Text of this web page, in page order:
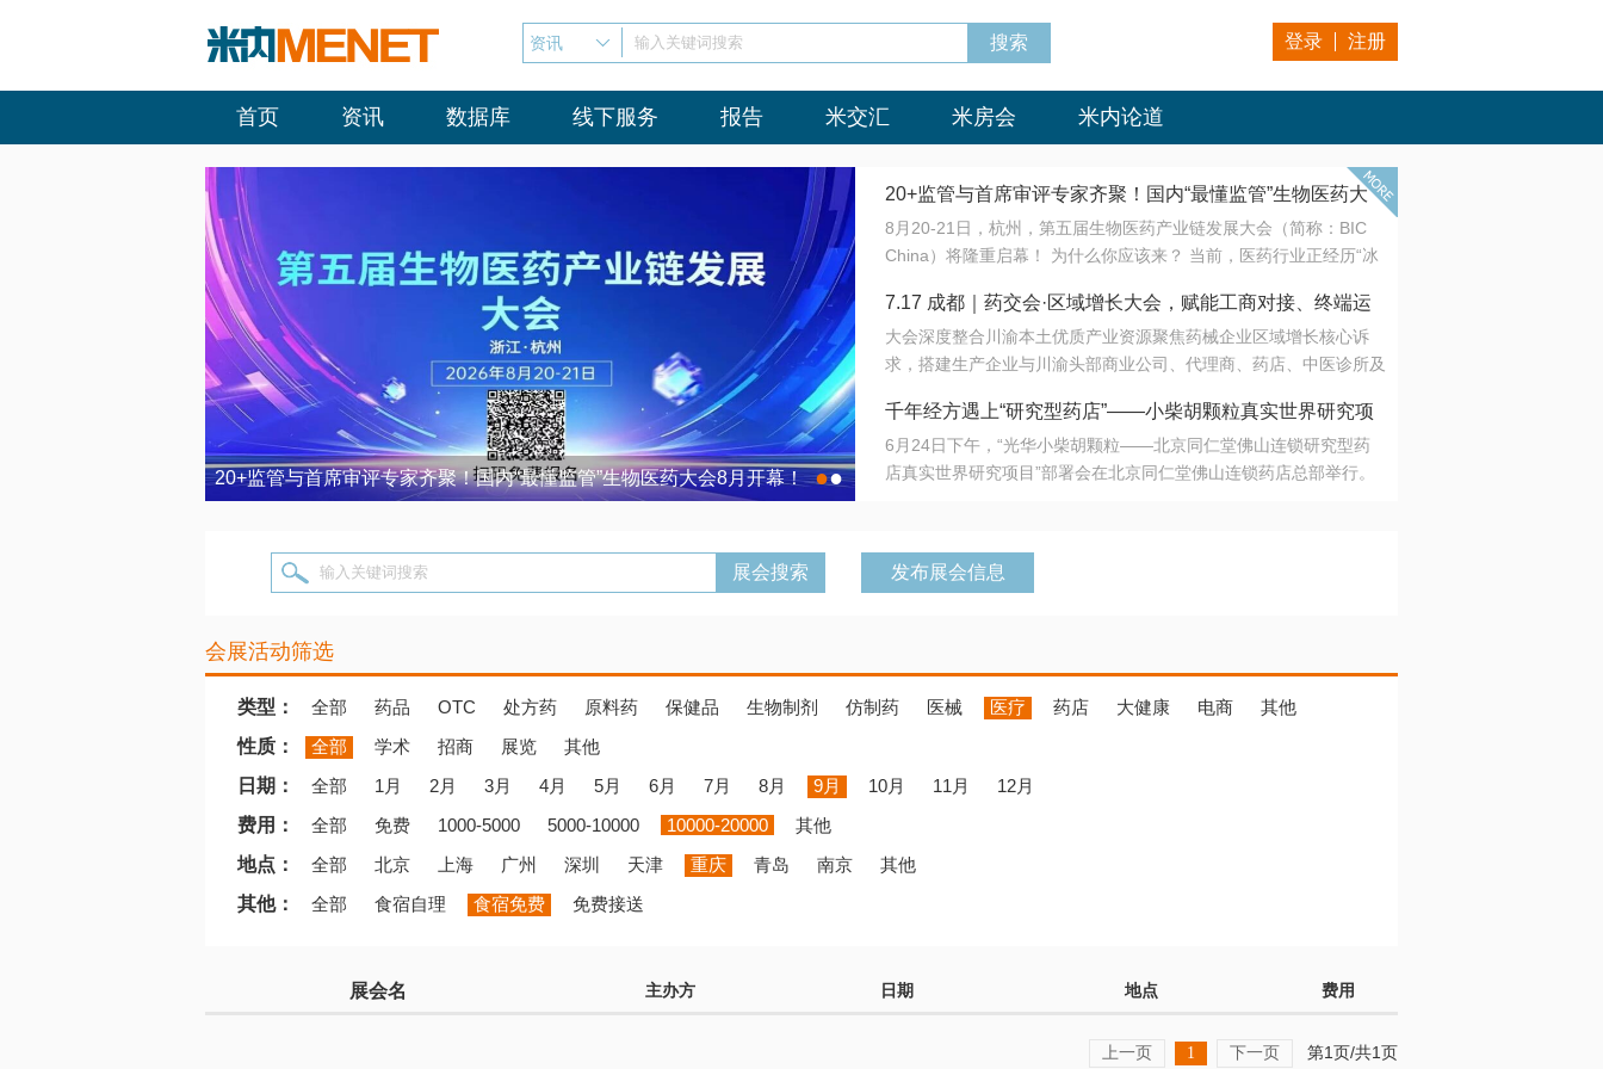
资讯 输入关键词搜索 登录 注册
首页 资讯 数据库 线下服务 报告 米交汇 米房会 米内论道
20+监管与首席审评专家齐聚！国内“最懂监管”生物医药大会8月开幕！ 7.17 成都｜药交会·区域增长大会，赋能工商对接、终端运营
●●
20+监管与首席审评专家齐聚！国内“最懂监管”生物医药大
会8月开幕！
8月20-21日，杭州，第五届生物医药产业链发展大会（简称：BIC
China）将隆重启幕！ 为什么你应该来？ 当前，医药行业正经历“冰
法正重新定义研发效率；另一端是创新药“最后一公里”的支付与入院
难题，呼唤更成熟的产业生态。 同质化“内卷”已无出路，全产业链协
同与出海能力建设才是破局关键。 本届大会以 “重构生态，定义未
算力突围；从中药创新、复杂药物制剂、CGT、多肽与小核酸的技
术攻坚，到CDMO的柔性智造。 我们致力于打破壁垒，让“实验
室”与“生产线”、“研发端”与“支付端”深度对话，更让监管、产业、资
7.17 成都｜药交会·区域增长大会，赋能工商对接、终端运
营
大会深度整合川渝本土优质产业资源聚焦药械企业区域增长核心诉
求，搭建生产企业与川渝头部商业公司、代理商、药店、中医诊所及
域增量份额夯实西南市场战略布局
千年经方遇上“研究型药店”——小柴胡颗粒真实世界研究项
目在北京同仁堂佛山连锁启动
6月24日下午，“光华小柴胡颗粒——北京同仁堂佛山连锁研究型药
店真实世界研究项目”部署会在北京同仁堂佛山连锁药店总部举行。
输入关键词搜索 发布展会信息
会展活动筛选
类型： 全部 药品 OTC 处方药 原料药 保健品 生物制剂 仿制药 医械 医疗 药店 大健康 电商
其他
性质：
全部 学术 招商 展览
其他
日期：
全部 1月 2月 3月 4月 5月 6月 7月 8月 9月 10月 11月
12月
费用：
全部 免费 1000-5000 5000-10000 10000-20000
其他
地点：
全部 北京 上海 广州 深圳 天津 重庆 青岛 南京
其他
其他：
全部 食宿自理 食宿免费 免费接送
展会名 主办方 日期 地点 费用
上一页 1 下一页 第1页/共1页